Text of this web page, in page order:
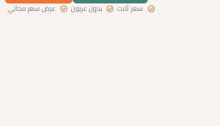
عرض سعر مجاني بدون عربون سعر ثابت